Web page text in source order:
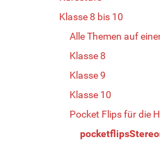
Klasse 8 bis 10
Alle Themen auf
Klasse 8
Klasse 9
Klasse 10
Pocket Flips für die